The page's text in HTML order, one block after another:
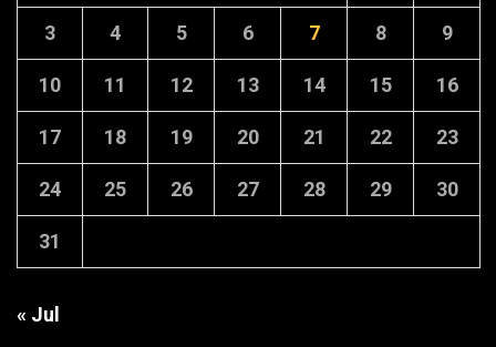
3 4 5 6 7 8 9
10 11 12 13 14 15 16
17 18 19 20 21 22 23
24 25 26 27 28 29 30
31
« Jul